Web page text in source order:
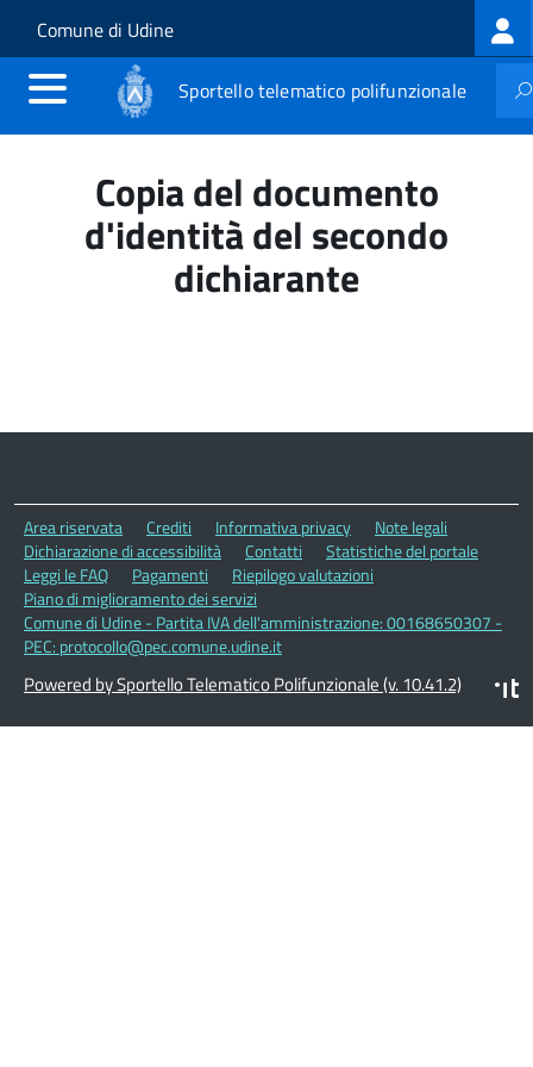
Salta al contenuto principale
Skip to site navigation
Comune di Udine
Sportello telematico polifunzionale
Copia del documento
d'identità del secondo
dichiarante
Area riservata Crediti Informativa privacy
Note legali
Dichiarazione di accessibilità
Contatti
Statistiche del portale
Leggi le FAQ
Pagamenti
Riepilogo valutazioni
Piano di miglioramento dei servizi
Comune di Udine - Partita IVA dell'amministrazione: 00168650307 -
PEC: protocollo@pec.comune.udine.it
Powered by Sportello Telematico Polifunzionale (v. 10.41.2)